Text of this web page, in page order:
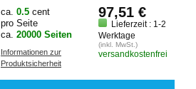
ca. 0.5 cent
pro Seite
ca. 20000 Seiten
Informationen zur
Produktsicherheit
97,51 €
Lieferzeit : 1-2
Werktage
(inkl. MwSt.)
versandkostenfrei